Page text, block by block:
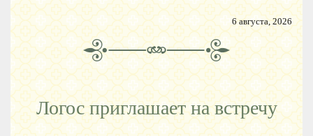
6 августа, 2026
Логос приглашает на встречу